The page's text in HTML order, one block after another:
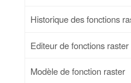
Historique des fonctions
Editeur de fonctions raster
Modèle de fonction raster